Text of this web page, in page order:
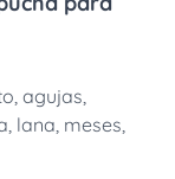
, agujas,
, lana, meses,